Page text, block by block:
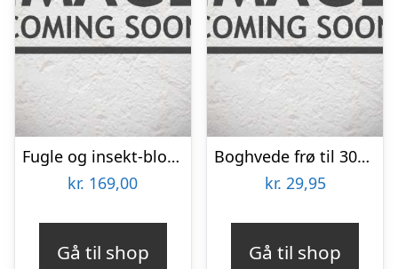
Fugle og insekt-blomsterblanding 30m2
kr. 169,00
Gå til shop
Boghvede frø til 30m2
kr. 29,95
Gå til shop